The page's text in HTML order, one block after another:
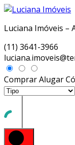
Luciana Imóveis –
(11) 3641-3966
ComprarAlugar